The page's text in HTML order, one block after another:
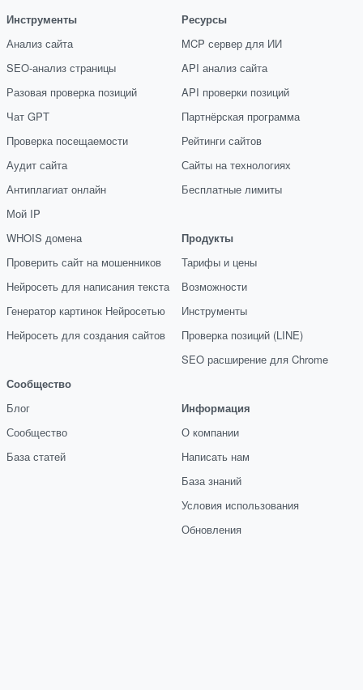
Инструменты
Анализ сайта
SEO-анализ страницы
Разовая проверка позиций
Чат GPT
Проверка посещаемости
Аудит сайта
Антиплагиат онлайн
Мой IP
WHOIS домена
Проверить сайт на мошенников
Нейросеть для написания текста
Генератор картинок Нейросетью
Нейросеть для создания сайтов
Сообщество
Блог
Сообщество
База статей
Ресурсы
MCP сервер для ИИ
API анализ сайта
API проверки позиций
Партнёрская программа
Рейтинги сайтов
Сайты на технологиях
Бесплатные лимиты
Продукты
Тарифы и цены
Возможности
Инструменты
Проверка позиций (LINE)
SEO расширение для Chrome
Информация
О компании
Написать нам
База знаний
Условия использования
Обновления